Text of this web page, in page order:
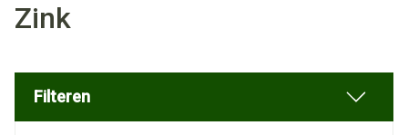
Zink
Filteren